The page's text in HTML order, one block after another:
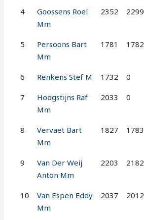
4
Goossens Roel
Mm
2352 2299
5
Persoons Bart
Mm
1781 1782
6 Renkens Stef M 1732 0
7
Hoogstijns Raf
Mm
2033 0
8
Vervaet Bart
Mm
1827 1783
9
Van Der Weij
Anton Mm
2203 2182
10
Van Espen Eddy
Mm
2037 2012